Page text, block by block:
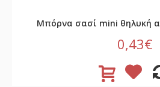
Μπόρνα σασί mini θηλυκή
0,43€